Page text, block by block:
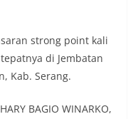
strong point kali
di Jembatan
Kab. Serang.
BAGIO WINARKO,